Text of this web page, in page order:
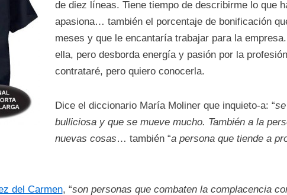
de diez líneas. Tiene tiempo de describirme lo que
apasiona… también el porcentaje de bonificación
meses y que le encantaría trabajar para la
ella, pero desborda energía y pasión por la
contrataré, pero quiero conocerla.
Dice el diccionario María Moliner que inquieto-a: “
bulliciosa y que se mueve mucho. También a la
nuevas cosas… también “a persona que tiende a
del Carmen, “son personas que combaten la complacencia